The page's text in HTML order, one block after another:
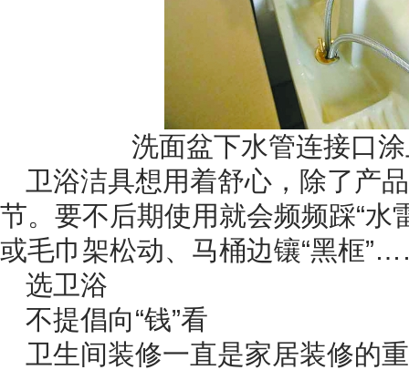
洗面盆下水管连接口
卫浴洁具想用着舒心，除了产
节。要不后期使用就会频频踩“水
或毛巾架松动、马桶边镶“黑框
选卫浴
不提倡向“钱”看
卫生间装修一直是家居装修的